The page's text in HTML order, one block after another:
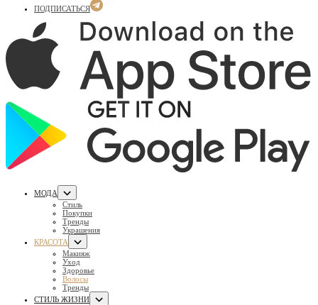
ПОДПИСАТЬСЯ
МОДА
Стиль
Покупки
Тренды
Украшения
КРАСОТА
Макияж
Уход
Здоровье
Волосы
Тренды
СТИЛЬ ЖИЗНИ